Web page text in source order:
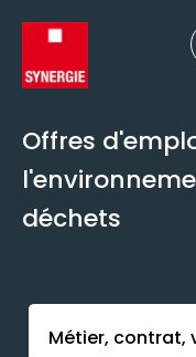
Offres
déchets
Activer